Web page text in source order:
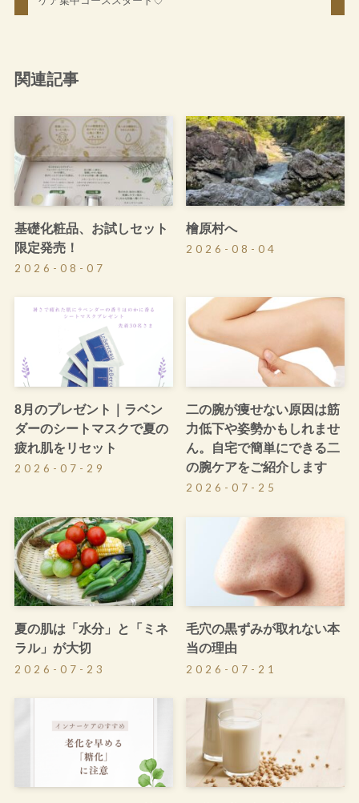
関連記事
基礎化粧品、お試しセット
限定発売！
2026-08-07
檜原村へ
2026-08-04
8月のプレゼント｜ラベン
ダーのシートマスクで夏の
疲れ肌をリセット
2026-07-29
二の腕が痩せない原因は筋
力低下や姿勢かもしれませ
ん。自宅で簡単にできる二
の腕ケアをご紹介します
2026-07-25
夏の肌は「水分」と「ミネ
ラル」が大切
2026-07-23
毛穴の黒ずみが取れない本
当の理由
2026-07-21